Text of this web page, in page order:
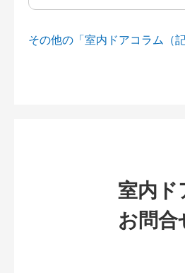
その他の「室内ドアコラム（
室内ド
お問合